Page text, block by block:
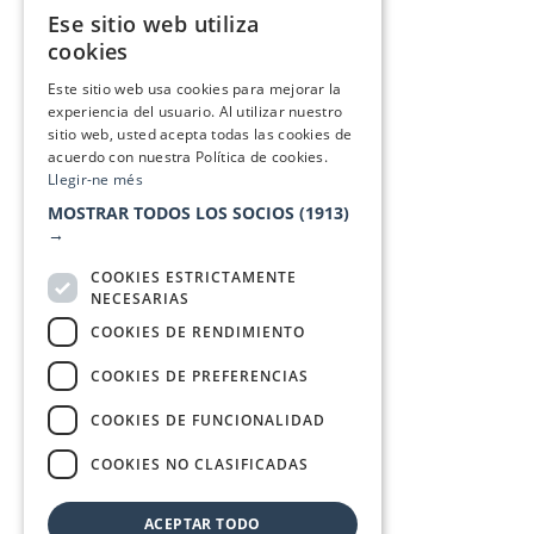
Ese sitio web utiliza
cookies
Este sitio web usa cookies para mejorar la
experiencia del usuario. Al utilizar nuestro
sitio web, usted acepta todas las cookies de
acuerdo con nuestra Política de cookies.
Llegir-ne més
MOSTRAR TODOS LOS SOCIOS (1913)
→
COOKIES ESTRICTAMENTE
NECESARIAS
COOKIES DE RENDIMIENTO
COOKIES DE PREFERENCIAS
COOKIES DE FUNCIONALIDAD
COOKIES NO CLASIFICADAS
ACEPTAR TODO